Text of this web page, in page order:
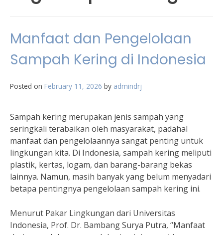
Manfaat dan Pengelolaan
Sampah Kering di Indonesia
Posted on February 11, 2026 by admindrj
Sampah kering merupakan jenis sampah yang
seringkali terabaikan oleh masyarakat, padahal
manfaat dan pengelolaannya sangat penting untuk
lingkungan kita. Di Indonesia, sampah kering meliputi
plastik, kertas, logam, dan barang-barang bekas
lainnya. Namun, masih banyak yang belum menyadari
betapa pentingnya pengelolaan sampah kering ini.
Menurut Pakar Lingkungan dari Universitas
Indonesia, Prof. Dr. Bambang Surya Putra, “Manfaat